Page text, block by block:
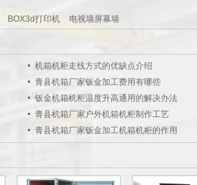
BOX3d打印机 电视墙屏幕墙
机箱机柜走线方式的优缺点介绍
青县机箱厂家钣金加工费用有哪些
钣金机箱机柜温度升高通用的解决办法
青县机箱厂家户外机箱机柜制作工艺
青县机箱厂家钣金加工机箱机柜的作用